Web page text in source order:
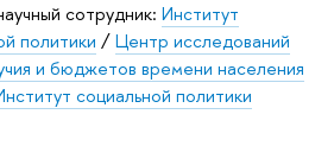
сотрудник: Институт
политики /Центр исследований
и бюджетов времени населения
социальной политики